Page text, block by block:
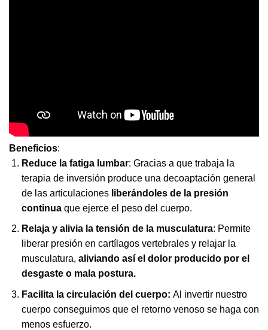
Beneficios:
Reduce la fatiga lumbar: Gracias a que trabaja la
terapia de inversión produce una decoaptación general
de las articulaciones liberándoles de la presión
continuaque ejerce el peso del cuerpo.
Relaja y alivia la tensión de la musculatura: Permite
liberar presión en cartílagos vertebrales y relajar la
musculatura, aliviando así el dolor producido por el
desgaste o mala postura.
Facilita la circulación del cuerpo: Al invertir nuestro
cuerpo conseguimos que el retorno venoso se haga con
menos esfuerzo.